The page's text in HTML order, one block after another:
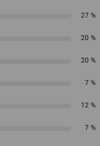
27 %
20 %
20 %
7 %
12 %
7 %